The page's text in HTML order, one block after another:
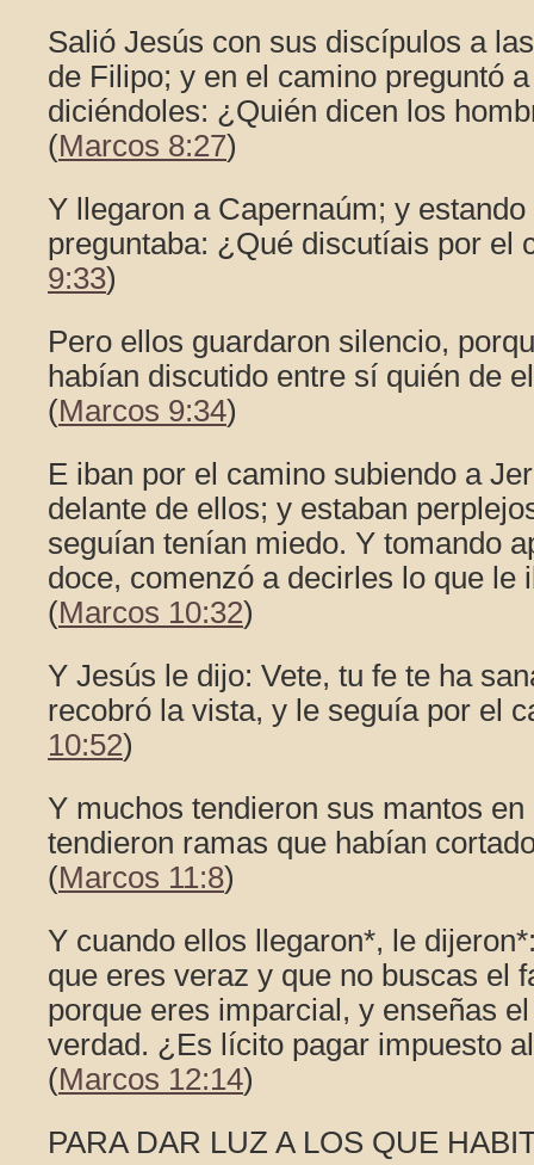
Salió Jesús con sus discípulos a
de Filipo; y en el camino preguntó
diciéndoles: ¿Quién dicen los
(Marcos 8:27)
Y llegaron a Capernaúm; y
preguntaba: ¿Qué discutíais por el
9:33)
Pero ellos guardaron silencio,
habían discutido entre sí quién de
(Marcos 9:34)
E iban por el camino subiendo a
delante de ellos; y estaban
seguían tenían miedo. Y tomando
doce, comenzó a decirles lo que le
(Marcos 10:32)
Y Jesús le dijo: Vete, tu fe te ha
recobró la vista, y le seguía por el
10:52)
Y muchos tendieron sus mantos
tendieron ramas que habían
(Marcos 11:8)
Y cuando ellos llegaron*, le
que eres veraz y que no buscas el
porque eres imparcial, y enseñas
verdad. ¿Es lícito pagar impuesto
(Marcos 12:14)
PARA DAR LUZ A LOS QUE